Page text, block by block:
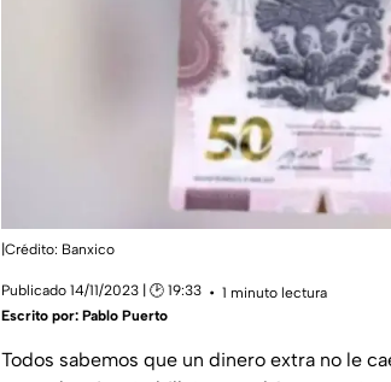
|Crédito: Banxico
Publicado 14/11/2023 | 🕑 19:33
1 minuto lectura
Escrito por: Pablo Puerto
Todos sabemos que un dinero extra no le